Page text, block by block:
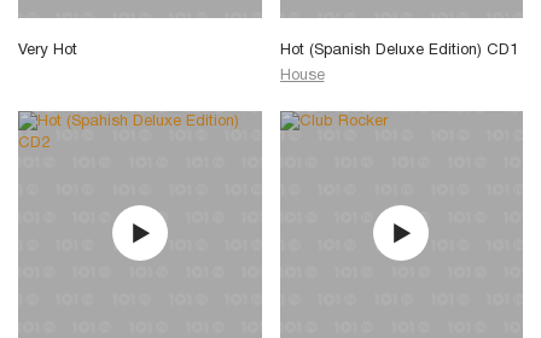
Very Hot
Hot (Spanish Deluxe Edition) CD1
House